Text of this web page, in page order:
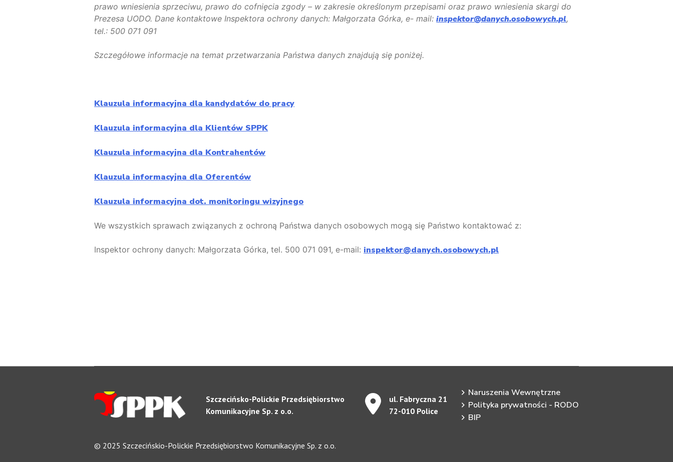
prawo wniesienia sprzeciwu, prawo do cofnięcia zgody – w zakresie określonym przepisami oraz prawo wniesienia skargi do
Prezesa UODO. Dane kontaktowe Inspektora ochrony danych: Małgorzata Górka, e- mail:inspektor@danych.osobowych.pl,
tel.: 500 071 091
Szczegółowe informacje na temat przetwarzania Państwa danych znajdują się poniżej.
Klauzula informacyjna dla kandydatów do pracy
Klauzula informacyjna dla Klientów SPPK
Klauzula informacyjna dla Kontrahentów
Klauzula informacyjna dla Oferentów
Klauzula informacyjna dot. monitoringu wizyjnego
We wszystkich sprawach związanych z ochroną Państwa danych osobowych mogą się Państwo kontaktować z:
Inspektor ochrony danych: Małgorzata Górka, tel. 500 071 091, e-mail: inspektor@danych.osobowych.pl
Szczecińsko-Polickie Przedsiębiorstwo
Komunikacyjne Sp. z o.o.
ul. Fabryczna 21
72-010 Police
Naruszenia Wewnętrzne
Polityka prywatności - RODO
BIP
© 2025 Szczecińskio-Polickie Przedsiębiorstwo Komunikacyjne Sp. z o.o.